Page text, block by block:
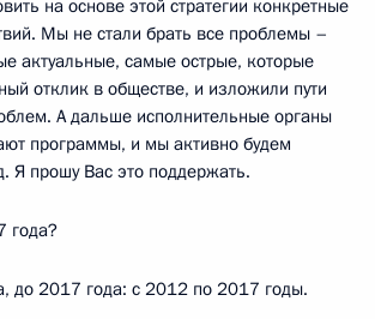
на основе этой стратегии конкретные
Мы не стали брать все проблемы –
актуальные, самые острые, которые
отклик в обществе, и изложили пути
А дальше исполнительные органы
программы, и мы активно будем
Я прошу Вас это поддержать.
года?
до 2017 года: с 2012 по 2017 годы.